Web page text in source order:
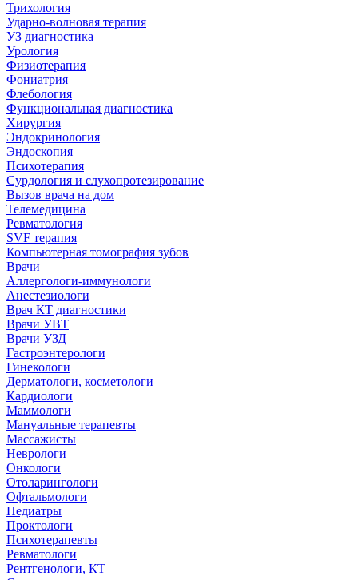
Трихология
Ударно-волновая терапия
УЗ диагностика
Урология
Физиотерапия
Фониатрия
Флебология
Функциональная диагностика
Хирургия
Эндокринология
Эндоскопия
Психотерапия
Сурдология и слухопротезирование
Вызов врача на дом
Телемедицина
Ревматология
SVF терапия
Компьютерная томография зубов
Врачи
Аллергологи-иммунологи
Анестезиологи
Врач КТ диагностики
Врачи УВТ
Врачи УЗД
Гастроэнтерологи
Гинекологи
Дерматологи, косметологи
Кардиологи
Маммологи
Мануальные терапевты
Массажисты
Неврологи
Онкологи
Отоларингологи
Офтальмологи
Педиатры
Проктологи
Психотерапевты
Ревматологи
Рентгенологи, КТ